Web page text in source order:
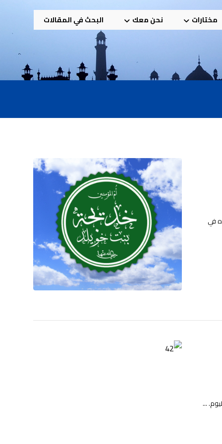
مختارات نحن معك البحث في المقالات
في
...